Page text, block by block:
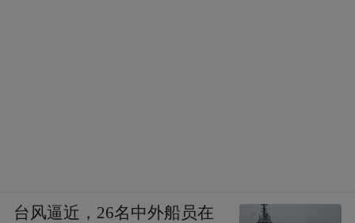
台风逼近，26名中外船员在